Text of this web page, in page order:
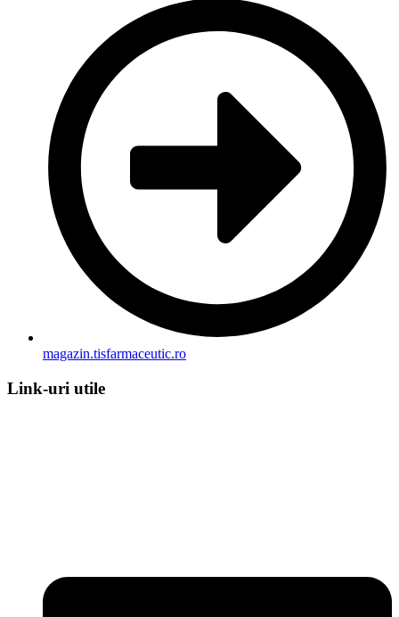
magazin.tisfarmaceutic.ro
Link-uri utile